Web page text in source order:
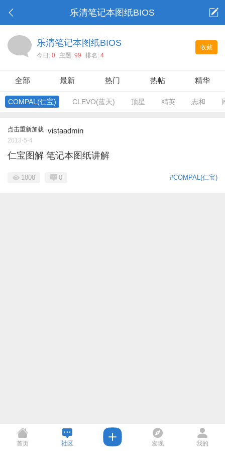
乐清笔记本图纸BIOS
收藏
乐清笔记本图纸BIOS
今日: 0 主题: 99 排名: 4
全部 最新 热门 热帖 精华
COMPAL(仁宝) CLEVO(蓝天) 顶星 精英 志和
点击重新加载 vistaadmin
2013-5-4
仁宝图解 笔记本图纸讲解
#COMPAL(仁宝)
1808 0
首页 社区 发现 我的